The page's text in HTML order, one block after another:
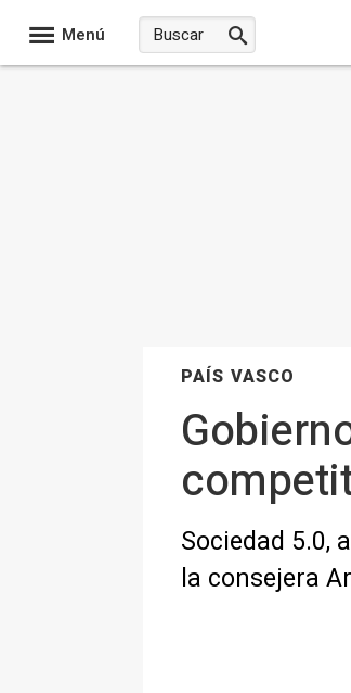
Menú
PAÍS VASCO
Sociedad 5.0,
la consejera